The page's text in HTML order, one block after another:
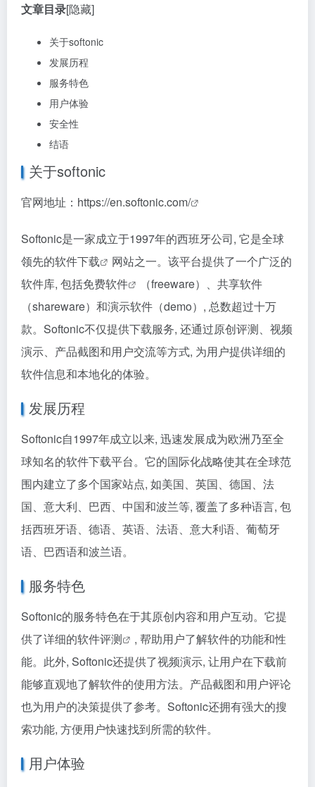
文章目录[隐藏]
关于softonic
发展历程
服务特色
用户体验
安全性
结语
关于softonic
官网地址： https://en.softonic.com/
Softonic是一家成立于1997年的西班牙公司, 它是全球
领先的软件下载
网站之一。该平台提供了一个广泛的
软件库, 包括免费软件
（freeware）、共享软件
（shareware）和演示软件（demo）, 总数超过十万
款。Softonic不仅提供下载服务, 还通过原创评测、视频
演示、产品截图和用户交流等方式, 为用户提供详细的
软件信息和本地化的体验。
发展历程
Softonic自1997年成立以来, 迅速发展成为欧洲乃至全
球知名的软件下载平台。它的国际化战略使其在全球范
围内建立了多个国家站点, 如美国、英国、德国、法
国、意大利、巴西、中国和波兰等, 覆盖了多种语言, 包
括西班牙语、德语、英语、法语、意大利语、葡萄牙
语、巴西语和波兰语。
服务特色
Softonic的服务特色在于其原创内容和用户互动。它提
供了详细的软件评测
, 帮助用户了解软件的功能和性
能。此外, Softonic还提供了视频演示, 让用户在下载前
能够直观地了解软件的使用方法。产品截图和用户评论
也为用户的决策提供了参考。Softonic还拥有强大的搜
索功能, 方便用户快速找到所需的软件。
用户体验